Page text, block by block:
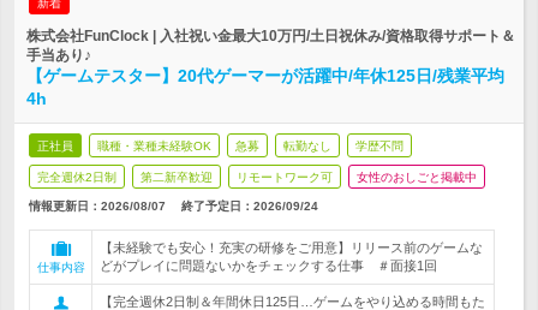
新着
株式会社FunClock | 入社祝い金最大10万円/土日祝休み/資格取得サポート＆
手当あり♪
【ゲームテスター】20代ゲーマーが活躍中/年休125日/残業平均
4h
正社員 職種・業種未経験OK 急募 転勤なし 学歴不問
完全週休2日制 第二新卒歓迎 リモートワーク可 女性のおしごと掲載中
情報更新日：2026/08/07 終了予定日： 2026/09/24
仕事内容
【未経験でも安心！充実の研修をご用意】リリース前のゲームな
どがプレイに問題ないかをチェックする仕事 ＃面接1回
【完全週休2日制＆年間休日125日…ゲームをやり込める時間もた